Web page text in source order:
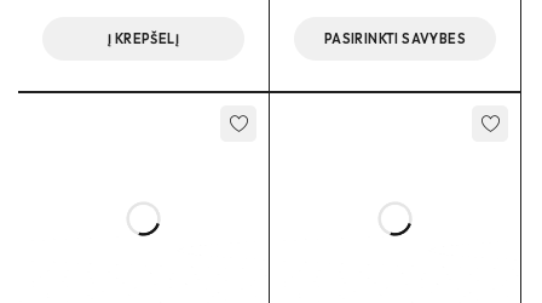
Į KREPŠELĮ PASIRINKTI SAVYBES